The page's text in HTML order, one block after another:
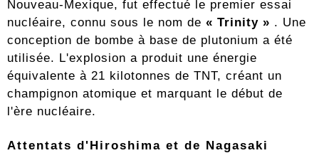
Nouveau-Mexique, fut effectué le premier essai
nucléaire, connu sous le nom de « Trinity » . Une
conception de bombe à base de plutonium a été
utilisée. L'explosion a produit une énergie
équivalente à 21 kilotonnes de TNT, créant un
champignon atomique et marquant le début de
l'ère nucléaire.
Attentats d'Hiroshima et de Nagasaki